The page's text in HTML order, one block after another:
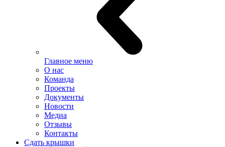
Главное меню
О нас
Команда
Проекты
Документы
Новости
Медиа
Отзывы
Контакты
Сдать крышки